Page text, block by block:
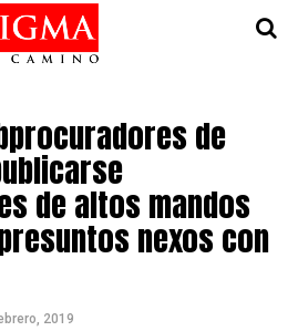
de
de altos mandos
nexos con
2019